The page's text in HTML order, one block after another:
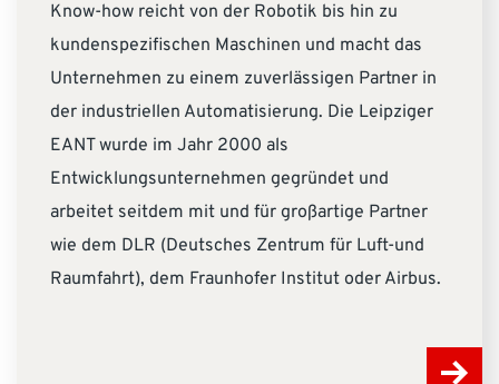
Know-how reicht von der Robotik bis hin zu
kundenspezifischen Maschinen und macht das
Unternehmen zu einem zuverlässigen Partner in
der industriellen Automatisierung. Die Leipziger
EANT wurde im Jahr 2000 als
Entwicklungsunternehmen gegründet und
arbeitet seitdem mit und für großartige Partner
wie dem DLR (Deutsches Zentrum für Luft-und
Raumfahrt), dem Fraunhofer Institut oder Airbus.